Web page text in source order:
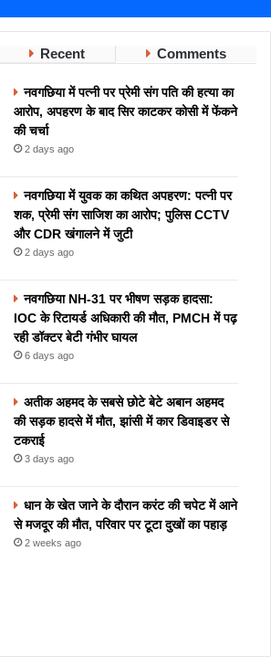
Recent Comments
नवगछिया में पत्नी पर प्रेमी संग पति की हत्या का
आरोप, अपहरण के बाद सिर काटकर कोसी में फेंकने
की चर्चा
2 days ago
नवगछिया में युवक का कथित अपहरण: पत्नी पर
शक, प्रेमी संग साजिश का आरोप; पुलिस CCTV
और CDR खंगालने में जुटी
2 days ago
नवगछिया NH-31 पर भीषण सड़क हादसा:
IOC के रिटायर्ड अधिकारी की मौत, PMCH में पढ़
रही डॉक्टर बेटी गंभीर घायल
6 days ago
अतीक अहमद के सबसे छोटे बेटे अबान अहमद
की सड़क हादसे में मौत, झांसी में कार डिवाइडर से
टकराई
3 days ago
धान के खेत जाने के दौरान करंट की चपेट में आने
से मजदूर की मौत, परिवार पर टूटा दुखों का पहाड़
2 weeks ago